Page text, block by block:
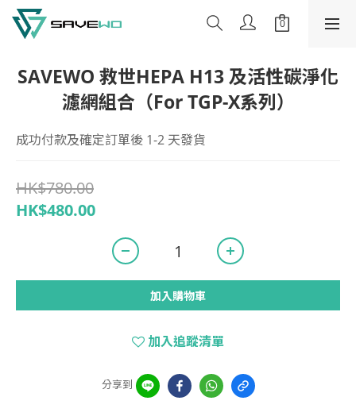
SAVEWO 救世HEPA H13 及活性碳淨化
濾網組合（For TGP-X系列）
成功付款及確定訂單後 1-2 天發貨
HK$780.00
HK$480.00
加入購物車
加入追蹤清單
分享到